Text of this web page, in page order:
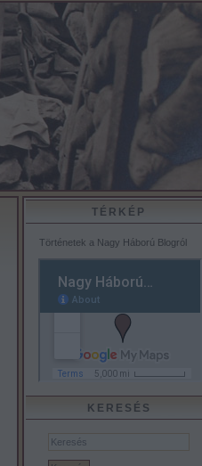
TÉRKÉP
Történetek a Nagy Háború Blogról
KERESÉS